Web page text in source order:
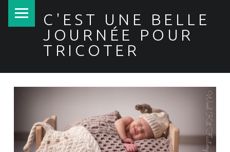
C'EST UNE BELLE
JOURNÉE POUR
TRICOTER